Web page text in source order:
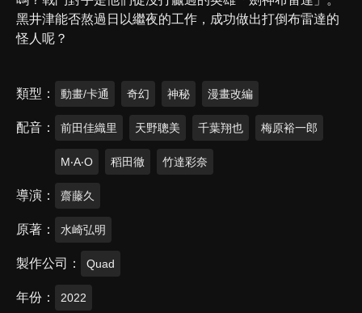
黑井津能否熬過日以繼夜的工作，成功做出打倒布雷達的
怪人呢？
類型 動畫/卡通 奇幻 神秘 漫畫改編
配音 前田佳織里 天野聰美 千葉翔也 梅原裕一郎
M‧A‧O 稻田徹 竹達彩奈
導演 齋藤久
原著 水崎弘明
製作公司 Quad
年份 2022